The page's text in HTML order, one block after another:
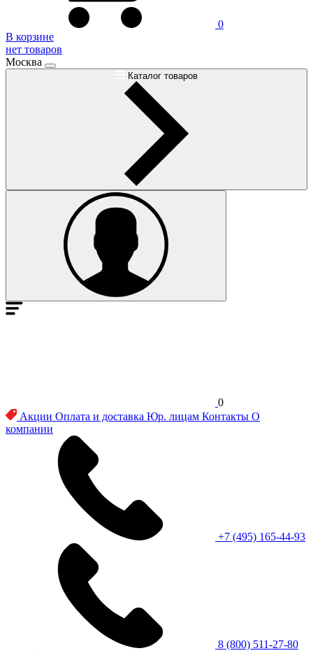
0
В корзине
нет товаров
Москва
Каталог товаров
0
Акции Оплата и доставка Юр. лицам Контакты О
компании
+7 (495) 165-44-93
8 (800) 511-27-80